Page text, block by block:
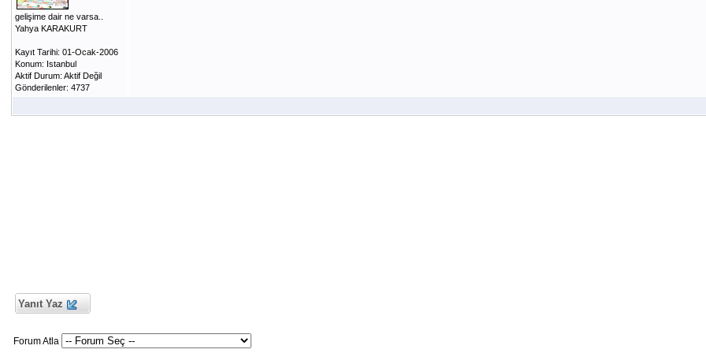
gelişime dair ne varsa..
Yahya KARAKURT
Kayıt Tarihi: 01-Ocak-2006
Konum: Istanbul
Aktif Durum: Aktif Değil
Gönderilenler: 4737
Yanıt Yaz
Forum Atla